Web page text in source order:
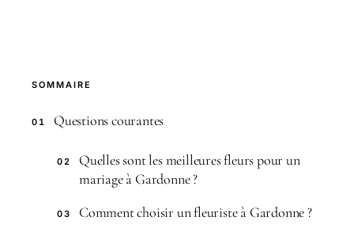
SOMMAIRE
01 Questions courantes
02
Quelles sont les meilleures fleurs pour un
mariage à Gardonne ?
03 Comment choisir un fleuriste à Gardonne ?